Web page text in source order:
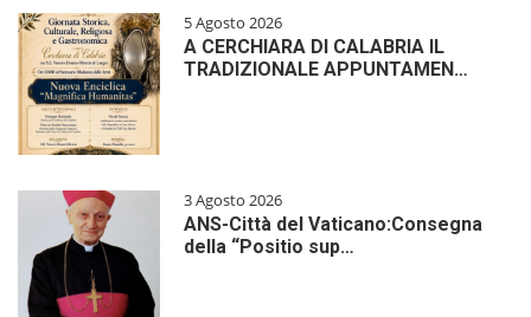
5 Agosto 2026
A CERCHIARA DI CALABRIA IL
TRADIZIONALE APPUNTAMEN…
3 Agosto 2026
ANS-Città del Vaticano:Consegna
della “Positio sup…